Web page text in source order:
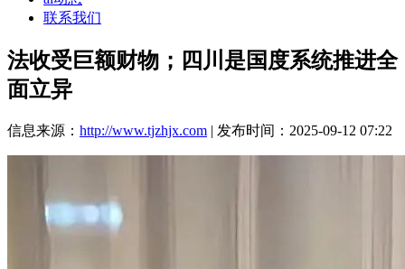
联系我们
法收受巨额财物；四川是国度系统推进全
面立异
信息来源： http://www.tjzhjx.com | 发布时间：2025-09-12 07:22